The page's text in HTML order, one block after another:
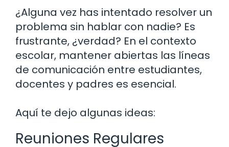
¿Alguna vez has intentado resolver un
problema sin hablar con nadie? Es
frustrante, ¿verdad? En el contexto
escolar, mantener abiertas las líneas
de comunicación entre estudiantes,
docentes y padres es esencial.
Aquí te dejo algunas ideas:
Reuniones Regulares